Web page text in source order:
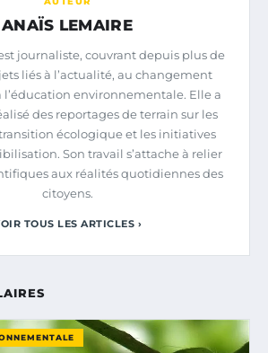
ANAÏS LEMAIRE
journaliste, couvrant depuis plus de
liés à l’actualité, au changement
environnementale. Elle a
des reportages de terrain sur les
écologique et les initiatives
Son travail s’attache à relier
aux réalités quotidiennes des
citoyens.
TOUS LES ARTICLES ›